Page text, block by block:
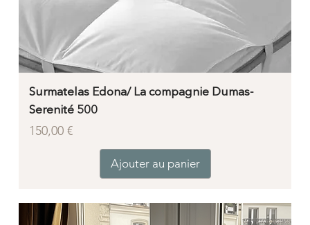
Surmatelas Edona/ La compagnie Dumas-
Serenité 500
Prix
150,00 €
Ajouter au panier